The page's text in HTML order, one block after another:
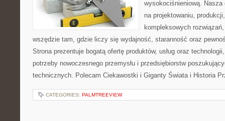
wysokociśnieniową. Nasza
na projektowaniu,
kompleksowych
wszędzie tam, gdzie liczy się wydajność, staranność oraz
Strona prezentuje bogatą ofertę produktów, usług oraz
potrzeby nowoczesnego przemysłu i przedsiębiorstw
technicznych. Polecam Ciekawostki i Giganty Świata i Historia
CATEGORIES: PALMTREEVIEW